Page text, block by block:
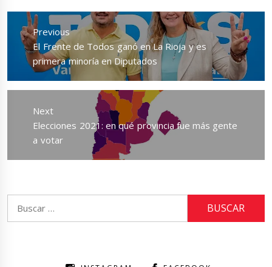
Navegación
de
entradas
Previous
Previous
post:
El Frente de Todos ganó en La Rioja y es
primera minoría en Diputados
Next
Next
post:
Elecciones 2021: en qué provincia fue más gente
a votar